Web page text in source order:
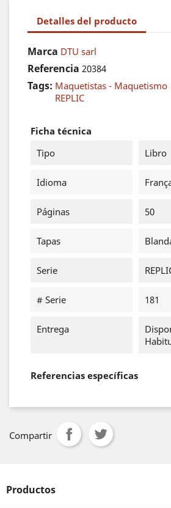
Detalles del producto
Marca DTU sarl
Referencia 20384
Tags: Maquetistas - Maquetismo
REPLIC
Ficha técnica
Tipo
Libro
Idioma
Páginas 50
Tapas
Serie
# Serie 181
Entrega
Referencias específicas
Compartir
Productos